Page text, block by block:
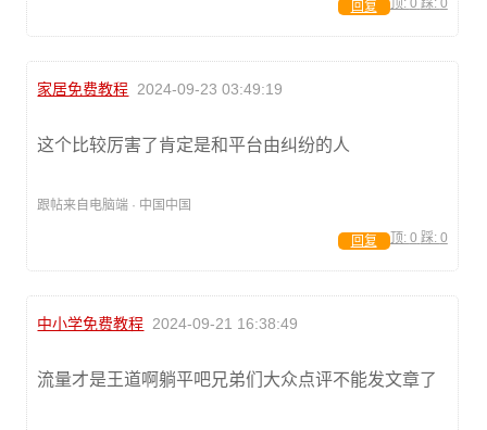
顶: 0 踩: 0
回复
家居免费教程 2024-09-23 03:49:19
这个比较厉害了肯定是和平台由纠纷的人
跟帖来自电脑端 · 中国中国
顶: 0 踩: 0
回复
中小学免费教程 2024-09-21 16:38:49
流量才是王道啊躺平吧兄弟们大众点评不能发文章了